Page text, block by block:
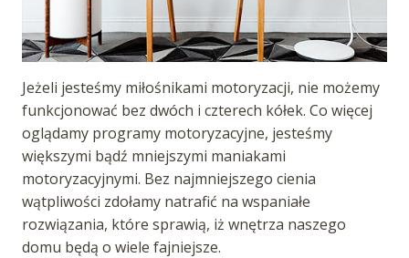
Jeżeli jesteśmy miłośnikami motoryzacji, nie możemy
funkcjonować bez dwóch i czterech kółek. Co więcej
oglądamy programy motoryzacyjne, jesteśmy
większymi bądź mniejszymi maniakami
motoryzacyjnymi. Bez najmniejszego cienia
wątpliwości zdołamy natrafić na wspaniałe
rozwiązania, które sprawią, iż wnętrza naszego
domu będą o wiele fajniejsze.